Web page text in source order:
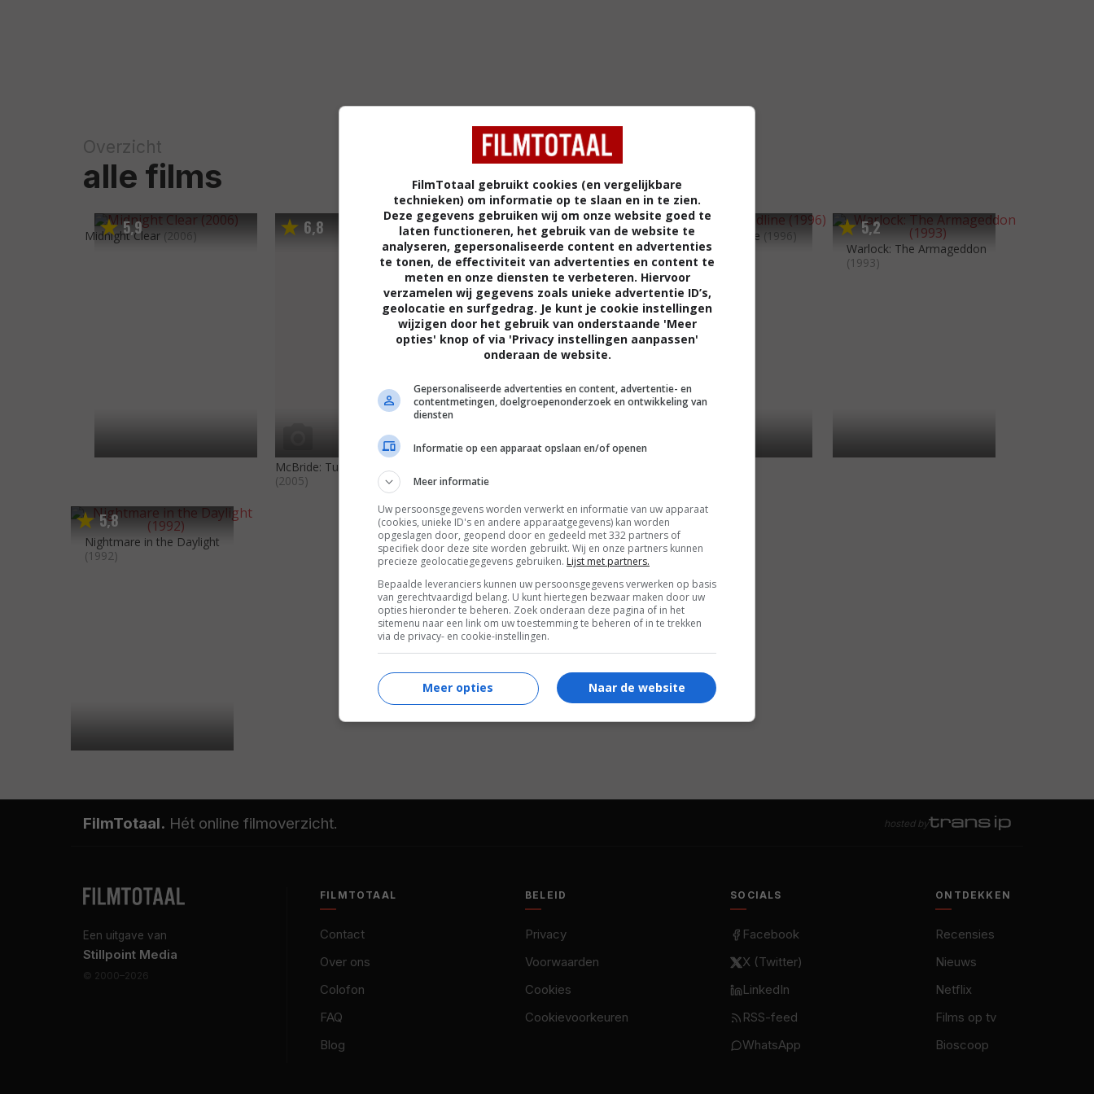
Overzicht
alle films
5,9
Midnight Clear (2006) 6,8
McBride: Tune in for Murder
(2005)
5,2
HellBent (2004) 4,1
Hellraiser: Bloodline (1996) 5,2
Warlock: The Armageddon
(1993)
5,8
Nightmare in the Daylight
(1992)
FilmTotaal. Hét online filmoverzicht. hosted by
Een uitgave van
Stillpoint Media
© 2000–2026
FILMTOTAAL
Contact
Over ons
Colofon
FAQ
Blog
BELEID
Privacy
Voorwaarden
Cookies
Cookievoorkeuren
SOCIALS
Facebook
X (Twitter)
LinkedIn
RSS-feed
WhatsApp
ONTDEKKEN
Recensies
Nieuws
Netflix
Films op tv
Bioscoop
FilmTotaal gebruikt cookies (en vergelijkbare
technieken) om informatie op te slaan en in te zien.
Deze gegevens gebruiken wij om onze website goed te
laten functioneren, het gebruik van de website te
analyseren, gepersonaliseerde content en advertenties
te tonen, de effectiviteit van advertenties en content te
meten en onze diensten te verbeteren. Hiervoor
verzamelen wij gegevens zoals unieke advertentie ID’s,
geolocatie en surfgedrag. Je kunt je cookie instellingen
wijzigen door het gebruik van onderstaande 'Meer
opties' knop of via 'Privacy instellingen aanpassen'
onderaan de website.
Gepersonaliseerde advertenties en content, advertentie- en
contentmetingen, doelgroepenonderzoek en ontwikkeling van
diensten
Informatie op een apparaat opslaan en/of openen
Meer informatie
Uw persoonsgegevens worden verwerkt en informatie van uw apparaat
(cookies, unieke ID's en andere apparaatgegevens) kan worden
opgeslagen door, geopend door en gedeeld met 332 partners of
specifiek door deze site worden gebruikt. Wij en onze partners kunnen
precieze geolocatiegegevens gebruiken. Lijst met partners.
Bepaalde leveranciers kunnen uw persoonsgegevens verwerken op basis
van gerechtvaardigd belang. U kunt hiertegen bezwaar maken door uw
opties hieronder te beheren. Zoek onderaan deze pagina of in het
sitemenu naar een link om uw toestemming te beheren of in te trekken
via de privacy- en cookie-instellingen.
Naar de website
Meer opties